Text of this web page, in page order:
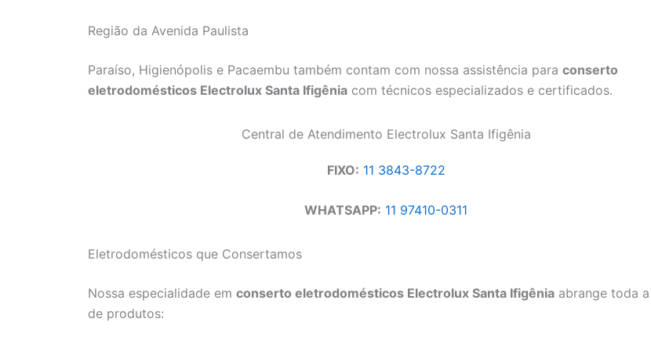
Região da Avenida Paulista
Paraíso, Higienópolis e Pacaembu também contam com nossa assistência para conserto
eletrodomésticos Electrolux Santa Ifigênia com técnicos especializados e certificados.
Central de Atendimento Electrolux Santa Ifigênia
FIXO: 11 3843-8722
WHATSAPP: 11 97410-0311
Eletrodomésticos que Consertamos
Nossa especialidade em conserto eletrodomésticos Electrolux Santa Ifigênia abrange toda
de produtos: